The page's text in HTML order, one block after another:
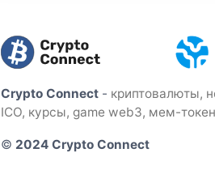
Crypto Connect - криптовалюты,
ICO, курсы, game web3, мем-
© 2024 Crypto Connect